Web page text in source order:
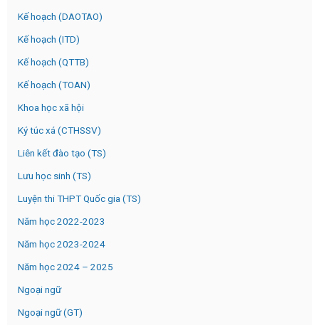
Kế hoạch (DAOTAO)
Kế hoạch (ITD)
Kế hoạch (QTTB)
Kế hoạch (TOAN)
Khoa học xã hội
Ký túc xá (CTHSSV)
Liên kết đào tạo (TS)
Lưu học sinh (TS)
Luyện thi THPT Quốc gia (TS)
Năm học 2022-2023
Năm học 2023-2024
Năm học 2024 – 2025
Ngoại ngữ
Ngoại ngữ (GT)